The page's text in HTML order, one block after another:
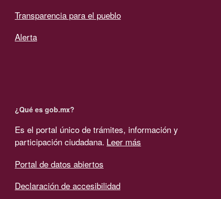
Transparencia para el pueblo
Alerta
¿Qué es gob.mx?
Es el portal único de trámites, información y
participación ciudadana. Leer más
Portal de datos abiertos
Declaración de accesibilidad